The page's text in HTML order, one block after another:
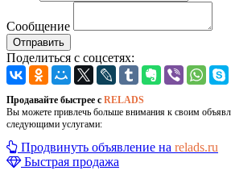
Сообщение
Отправить
Поделиться с соцсетях:
Продавайте быстрее с RELADS
Вы можете привлечь больше внимания к своим
следующими услугами:
Продвинуть объявление на relads.ru
Быстрая продажа